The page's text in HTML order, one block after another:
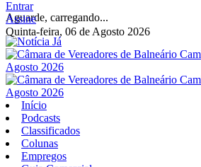
Aguarde, carregando...
Entrar
Assine
Quinta-feira, 06 de Agosto 2026
Início
Podcasts
Classificados
Colunas
Empregos